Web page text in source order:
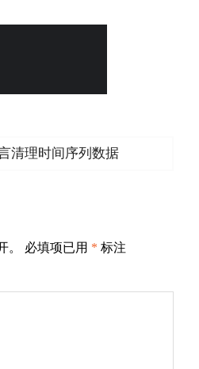
清理时间序列数据
。 必填项已用 * 标注